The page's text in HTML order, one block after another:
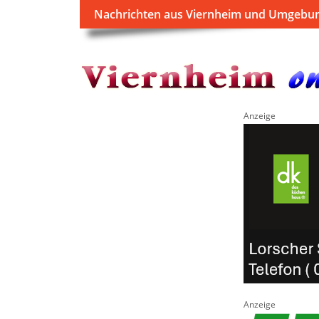
Nachrichten aus Viernheim und
Anzeige
Anzeige